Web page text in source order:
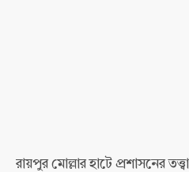
রায়পুর মোল্লার হাটে প্রশাসনের